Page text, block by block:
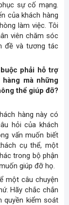
sự cố mạng.
của khách hàng
làm việc. Tôi
viên chăm sóc
đề và tương tác
phải hỗ trợ
mà những
thể giúp đỡ?
hàng này có
hỏi của khách
vấn muốn biết
cụ thể, một
trong bộ phận
giúp đỡ họ.
một câu chuyện
Hãy chắc chắn
quyền kiểm soát